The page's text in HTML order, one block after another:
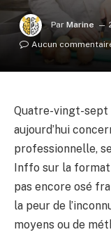
Par Marine
Aucun
Quatre-vingt-sept
aujourd’hui
professionnelle,
Inffo sur la
pas encore osé
la peur de
moyens ou de